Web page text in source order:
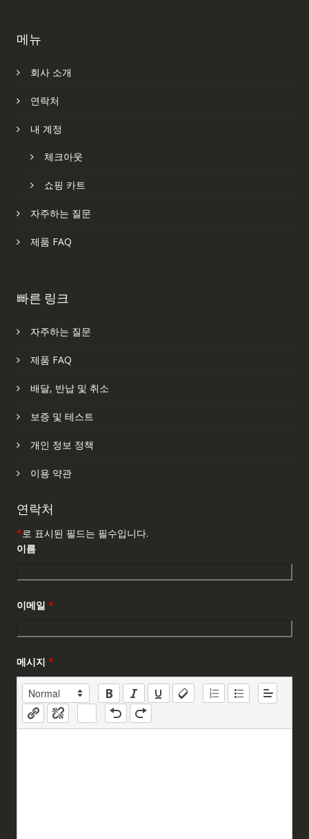
메뉴
회사 소개
연락처
내 계정
체크아웃
쇼핑 카트
자주하는 질문
제품 FAQ
빠른 링크
자주하는 질문
제품 FAQ
배달, 반납 및 취소
보증 및 테스트
개인 정보 정책
이용 약관
연락처
*로 표시된 필드는 필수입니다.
이름
이메일 *
메시지 *